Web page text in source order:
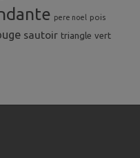
pere noel pois
sautoir triangle vert